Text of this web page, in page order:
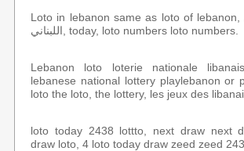
Loto in lebanon same as loto of lebanon, اليانصيب الوطني
اللبناني, today, loto numbers loto numbers.
Lebanon loto loterie nationale
lebanese national lottery playlebanon or
loto the loto, the lottery, les jeux des
loto today 2438 lottto, next draw next
draw loto, 4 loto today draw zeed zeed